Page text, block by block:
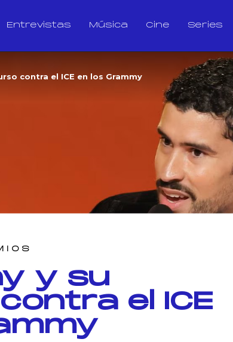
Entrevistas Música Cine Series
contra el ICE en los Grammy
y su
el ICE